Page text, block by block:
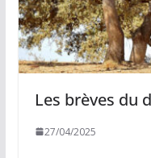
Les brèves du
27/04/2025